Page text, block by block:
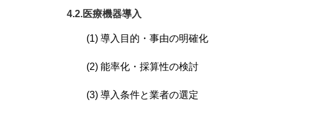
4.2.医療機器導入
(1) 導入目的・事由の明確化
(2) 能率化・採算性の検討
(3) 導入条件と業者の選定